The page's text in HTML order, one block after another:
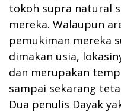
tokoh supra natural
mereka. Walaupun
pemukiman mereka
dimakan usia,
dan merupakan
sampai sekarang
Dua penulis Dayak